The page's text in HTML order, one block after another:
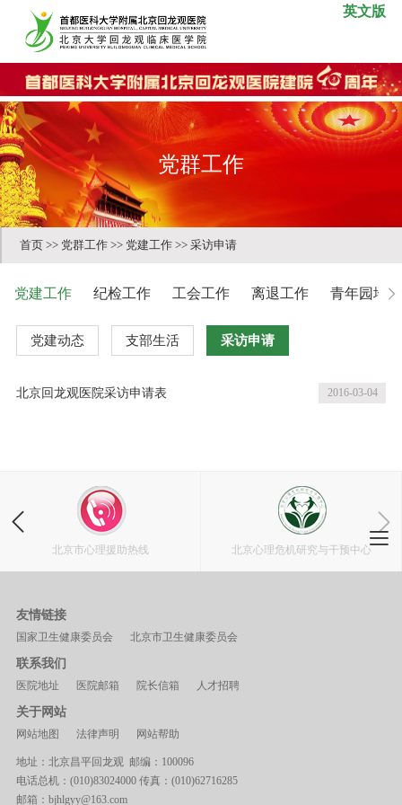
英文版
党群工作
党建工作 纪检工作 工会工作 离退工作 青年园地
首页 >> 党群工作 >> 党建工作 >> 采访申请
党建动态 支部生活 采访申请
北京回龙观医院采访申请表 2016-03-04
北京市心理援助热线 北京心理危机研究与干预中心
友情链接
国家卫生健康委员会 北京市卫生健康委员会
联系我们
医院地址 医院邮箱 院长信箱 人才招聘
关于网站
网站地图 法律声明 网站帮助
地址：北京昌平回龙观 邮编：100096
电话总机：(010)83024000 传真：(010)62716285
邮箱：bjhlgyy@163.com